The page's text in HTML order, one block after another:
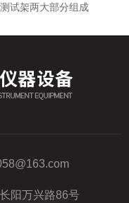
试架两大部分组成
阳万兴路86号